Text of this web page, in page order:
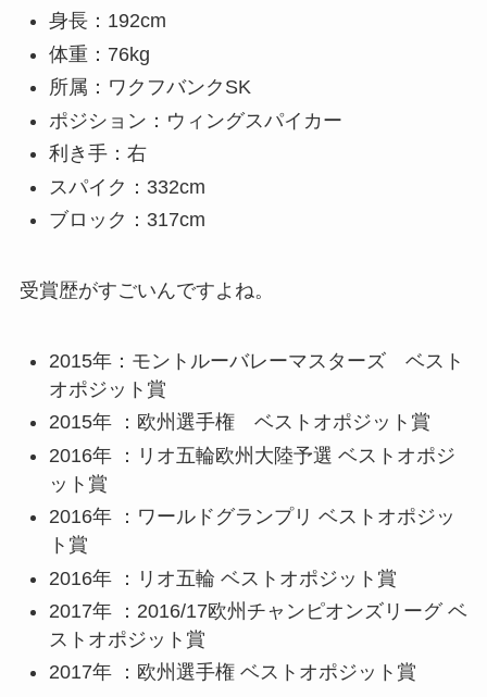
身長：192cm
体重：76kg
所属：ワクフバンクSK
ポジション：ウィングスパイカー
利き手：右
スパイク：332cm
ブロック：317cm
受賞歴がすごいんですよね。
2015年：モントルーバレーマスターズ ベスト
オポジット賞
2015年 ：欧州選手権 ベストオポジット賞
2016年 ：リオ五輪欧州大陸予選 ベストオポジ
ット賞
2016年 ：ワールドグランプリ ベストオポジッ
ト賞
2016年 ：リオ五輪 ベストオポジット賞
2017年 ：2016/17欧州チャンピオンズリーグ ベ
ストオポジット賞
2017年 ：欧州選手権 ベストオポジット賞